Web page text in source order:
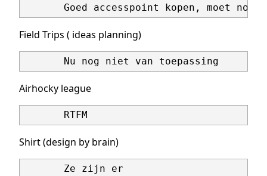
Field Trips ( ideas planning)
Airhocky league
Shirt (design by brain)